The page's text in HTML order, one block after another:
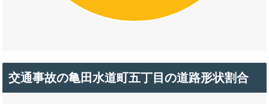
交通事故の亀田水道町五丁目の道路形状割合